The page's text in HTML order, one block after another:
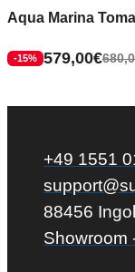
Aqua Marina
-15% 579,00€
+49 1551
88456
Showroom